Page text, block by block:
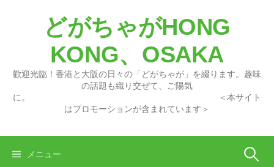
どがちゃがHONG
KONG、OSAKA
歡迎光臨！香港と大阪の日々の「どがちゃが」を綴ります。趣味
の話題も織り交ぜて、ご陽気
に。 ＜本サイト
はプロモーションが含まれています＞
メニュー 検